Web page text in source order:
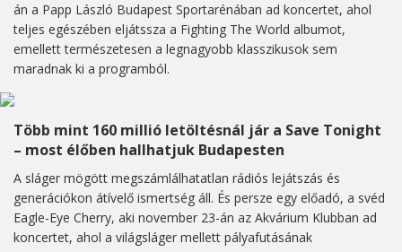
án a Papp László Budapest Sportarénában ad koncertet, ahol
teljes egészében eljátssza a Fighting The World albumot,
emellett természetesen a legnagyobb klasszikusok sem
maradnak ki a programból.
Több mint 160 millió letöltésnál jár a Save Tonight
– most élőben hallhatjuk Budapesten
A sláger mögött megszámlálhatatlan rádiós lejátszás és
generációkon átívelő ismertség áll. És persze egy előadó, a svéd
Eagle-Eye Cherry, aki november 23-án az Akvárium Klubban ad
koncertet, ahol a világsláger mellett pályafutásának